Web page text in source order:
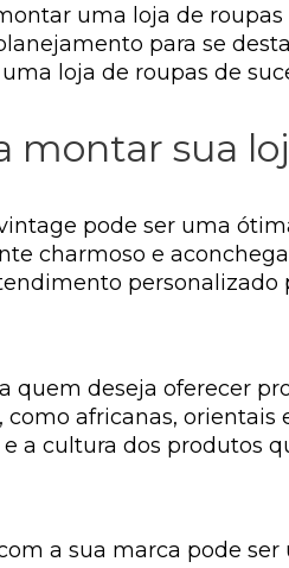
uma loja de
para se
loja de roupas de
montar sua
pode ser uma
charmoso e
personalizado
deseja oferecer
africanas,
a cultura dos produtos
a sua marca pode